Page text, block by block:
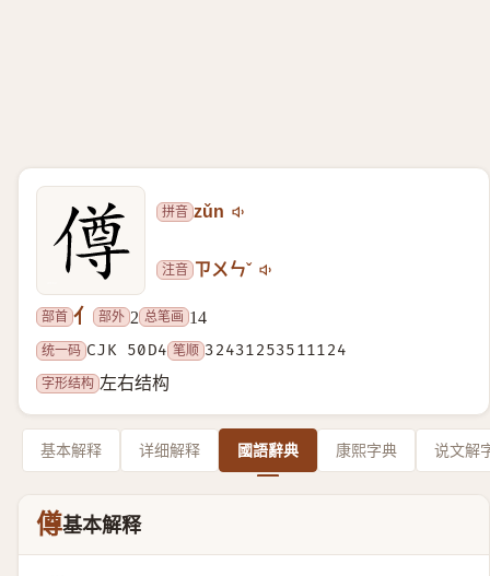
拼音 zǔn
注音 ㄗㄨㄣˇ
部首 亻 部外 2 总笔画 14
统一码 CJK 50D4 笔顺 32431253511124
字形结构 左右结构
基本解释 详细解释 國語辭典 康熙字典 说文解
僔基本解释